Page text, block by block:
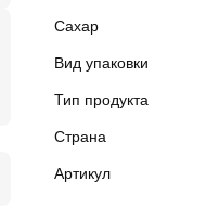
Сахар
Вид упаковки
Тип продукта
Страна
Артикул